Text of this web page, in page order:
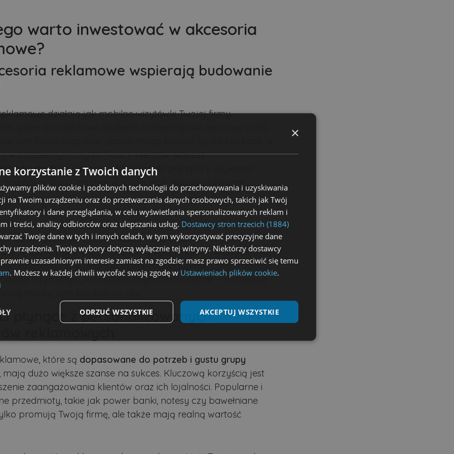
warto inwestować w akcesoria
reklamowe wspierają budowanie
działają jak mobilne wizytówki Twojej firmy -
gdzie standardowe działania marketingowe nie mają szans
nim Twoje logo oraz slogan mogą znaleźć się na biurkach, w
w codziennym użytku Twoich klientów.Wzrost
markito bezpośrednia korzyść płynąca z używania
szczególnie w sytuacjach, gdy są użyteczne i
budują skojarzenia między Twoją marką a
doświadczeniami użytkownika. Przykładowo - użyteczny
biurze lub kubek z logo może towarzyszyć klientowi codziennie,
obecność w jego świadomości. Dodatkowo, tego rodzaju
na prostym, lecz skutecznym mechanizmie - im częściej
markę, tym bardziej jej ufa.
płynące z personalizowanych
które są dopasowane do potrzeb i gustu grupy
, mają dużo większe szanse na sukces. Kluczową korzyścią jest
zaangażowania klientów oraz ich lojalności. Popularne i
przedmioty, takie jak power banki, notesy czy bawełniane
promują Twoją firmę, ale także mają realną wartość
×
korzystanie z Twoich danych
plików cookie i podobnych technologii do przechowywania i uzyskiwania
na Twoim urządzeniu oraz do przetwarzania danych osobowych, takich jak Twój
i dane przeglądania, w celu wyświetlania spersonalizowanych reklam i
i treści, analizy odbiorców oraz ulepszania usług. Dostawcy stron trzecich (1884)
Twoje dane w tych i innych celach, w tym wykorzystywać precyzyjne dane
urządzenia. Twoje wybory dotyczą wyłącznie tej witryny. Niektórzy dostawcy
uzasadnionym interesie zamiast na zgodzie; masz prawo sprzeciwić się temu
. Możesz w każdej chwili wycofać swoją zgodę w Ustawieniach plików cookie.
AKCEPTUJ WSZYSTKIE
ODRZUĆ WSZYSTKIE
Wydajność Targetowanie Funkcjonalność Niesklasyfikowane
Wydajność Targetowanie Funkcjonalność Niesklasyfikowane
korzystanie z podstawowych funkcji strony internetowej, takich jak logowanie użytkownika i